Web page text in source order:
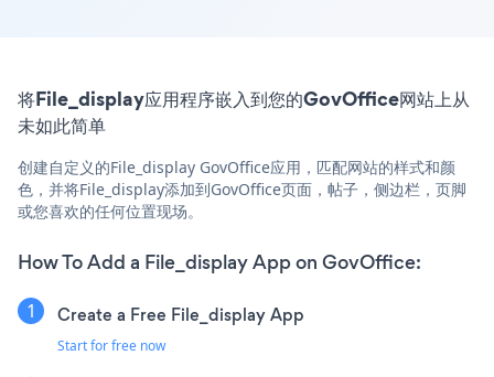
将File_display应用程序嵌入到您的GovOffice网站上从
未如此简单
创建自定义的File_display GovOffice应用，匹配网站的样式和颜
色，并将File_display添加到GovOffice页面，帖子，侧边栏，页脚
或您喜欢的任何位置现场。
How To Add a File_display App on GovOffice:
Create a Free File_display App
Start for free now